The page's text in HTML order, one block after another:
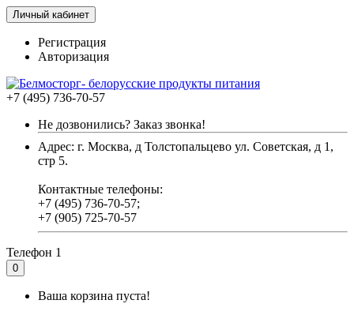
Личный кабинет
Регистрация
Авторизация
+7 (495) 736-70-57
Не дозвонились? Заказ звонка!
Адрес: г. Москва, д Толстопальцево ул. Советская, д 1,
стр 5.
Контактные телефоны:
+7 (495) 736-70-57;
+7 (905) 725-70-57
Телефон 1
0
Ваша корзина пуста!